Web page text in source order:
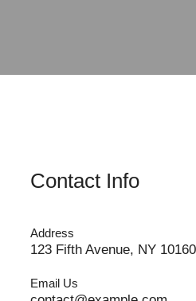
Contact Info
Address
123 Fifth Avenue, NY
Email Us